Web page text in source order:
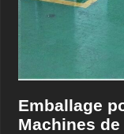
Emballage
Machines